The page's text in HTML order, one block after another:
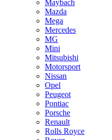
Maybach
Mazda
Mega
Mercedes
MG
Mini
Mitsubishi
Motorsport
Nissan
Opel
Peugeot
Pontiac
Porsche
Renault
Rolls Royce